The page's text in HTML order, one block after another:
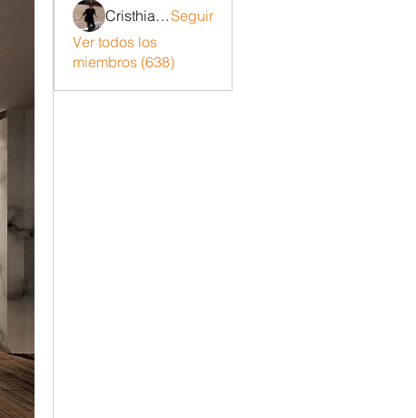
Cristhian Belito MoranSeguir
Ver todos los
miembros (638)